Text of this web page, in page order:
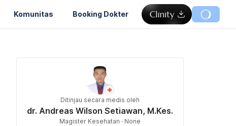
Komunitas Booking Dokter
Ditinjau secara medis oleh
dr. Andreas Wilson Setiawan, M.Kes.
Magister Kesehatan · None